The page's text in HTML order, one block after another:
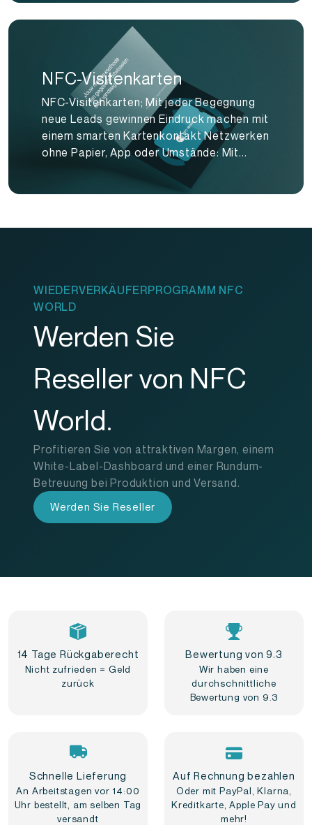
NFC-Visitenkarten
NFC-Visitenkarten; Mit jeder Begegnung
neue Leads gewinnen Eindruck machen mit
einem smarten Kartenkontakt Netzwerken
ohne Papier, App oder Umstände: Mit...
WIEDERVERKÄUFERPROGRAMM NFC
WORLD
Werden Sie
Reseller von NFC
World.
Profitieren Sie von attraktiven Margen, einem
White-Label-Dashboard und einer Rundum-
Betreuung bei Produktion und Versand.
Werden Sie Reseller
14 Tage Rückgaberecht
Nicht zufrieden = Geld
zurück
Bewertung von 9.3
Wir haben eine
durchschnittliche
Bewertung von 9.3
Schnelle Lieferung
An Arbeitstagen vor 14:00
Uhr bestellt, am selben Tag
versandt
Auf Rechnung bezahlen
Oder mit PayPal, Klarna,
Kreditkarte, Apple Pay und
mehr!